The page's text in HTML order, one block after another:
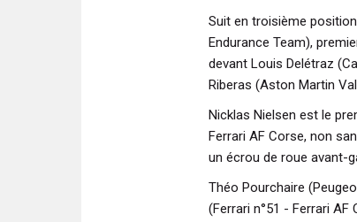
Suit en troisième
Endurance Team),
devant Louis Delétraz
Riberas (Aston Martin
Nicklas Nielsen est le
Ferrari AF Corse, non
un écrou de roue avant-
Théo Pourchaire
(Ferrari n°51 - Ferrari